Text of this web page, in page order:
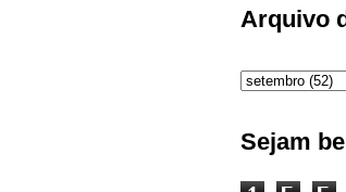
Arquivo
Sejam